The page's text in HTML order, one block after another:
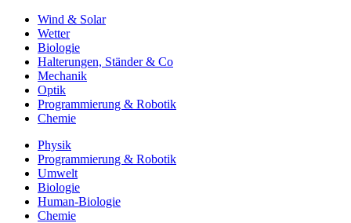
Wind & Solar
Wetter
Biologie
Halterungen, Ständer & Co
Mechanik
Optik
Programmierung & Robotik
Chemie
Physik
Programmierung & Robotik
Umwelt
Biologie
Human-Biologie
Chemie